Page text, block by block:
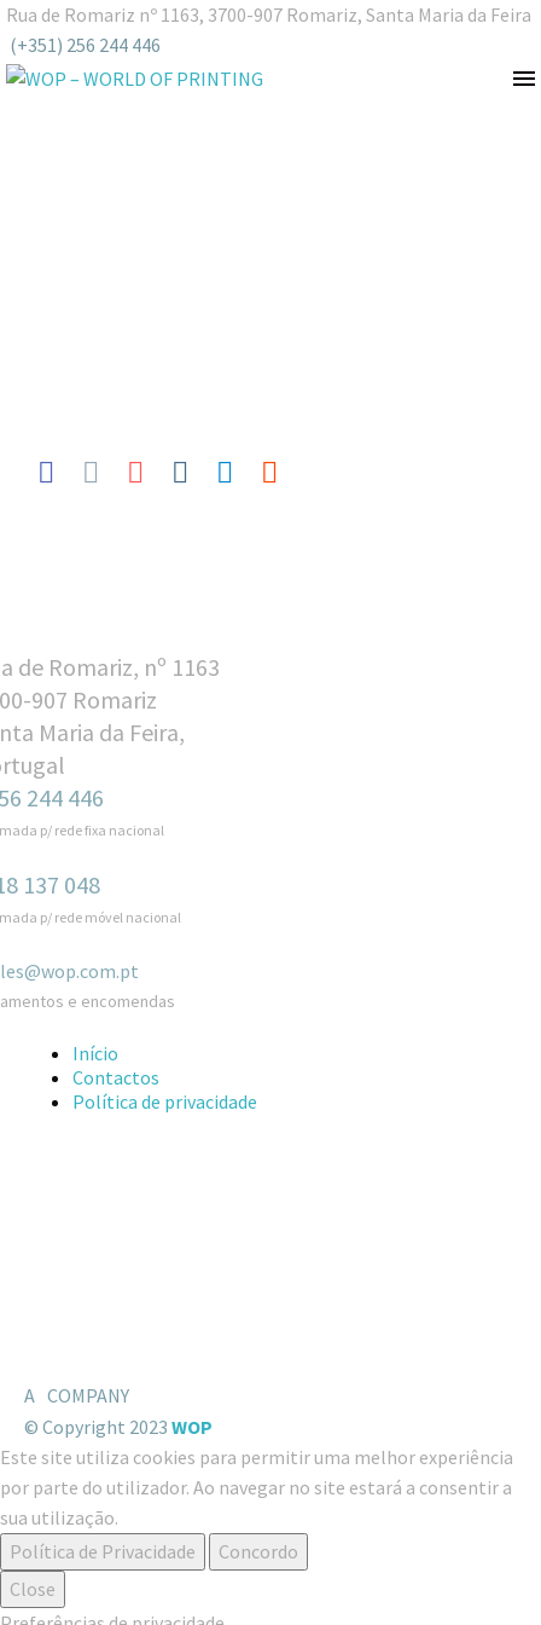
Rua de Romariz nº 1163, 3700-907 Romariz, Santa Maria da Feira
(+351) 256 244 446
de Romariz, nº 1163
907 Romariz
Maria da Feira,
244 446
p/ rede fixa nacional
137 048
p/ rede móvel nacional
e encomendas
Início
Contactos
Política de privacidade
A COMPANY
© Copyright 2023 WOP
Este site utiliza cookies para permitir uma melhor experiência
por parte do utilizador. Ao navegar no site estará a consentir a
sua utilização.
Política de Privacidade
Concordo
Close